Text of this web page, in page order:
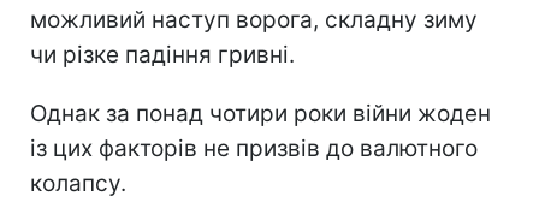
можливий наступ ворога, складну зиму
чи різке падіння гривні.
Однак за понад чотири роки війни жоден
із цих факторів не призвів до валютного
колапсу.